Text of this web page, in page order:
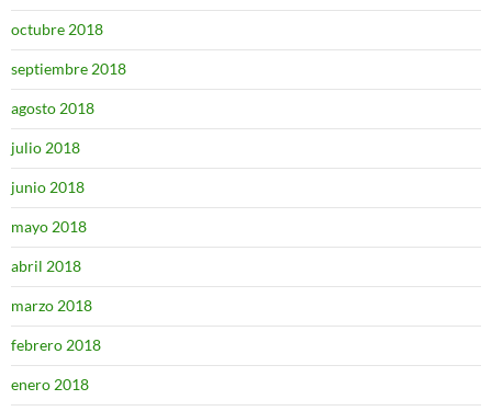
octubre 2018
septiembre 2018
agosto 2018
julio 2018
junio 2018
mayo 2018
abril 2018
marzo 2018
febrero 2018
enero 2018